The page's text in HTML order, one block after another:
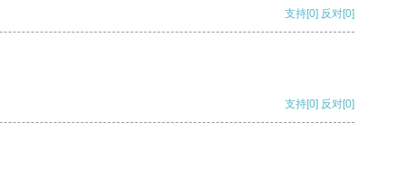
支持[0] 反对[0]
支持[0] 反对[0]